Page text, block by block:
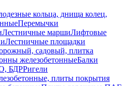
кольца, днища колец,
Перемычки
Лестничные маршиЛифтовые
Лестничные площадки
садовый, плитка
железобетонныеБалки
БДРРигели
плиты покрытия